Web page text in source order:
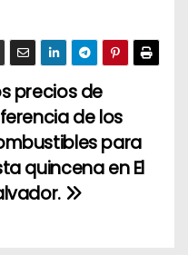
precios de
de los
para
quincena en El